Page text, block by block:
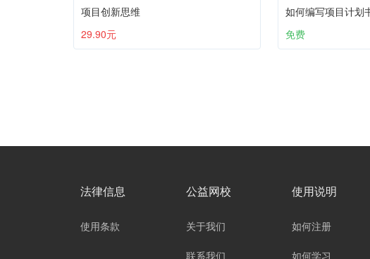
项目创新思维
29.90元
如何编写项目计划
免费
法律信息
使用条款
公益网校
关于我们
联系我们
使用说明
如何注册
如何学习